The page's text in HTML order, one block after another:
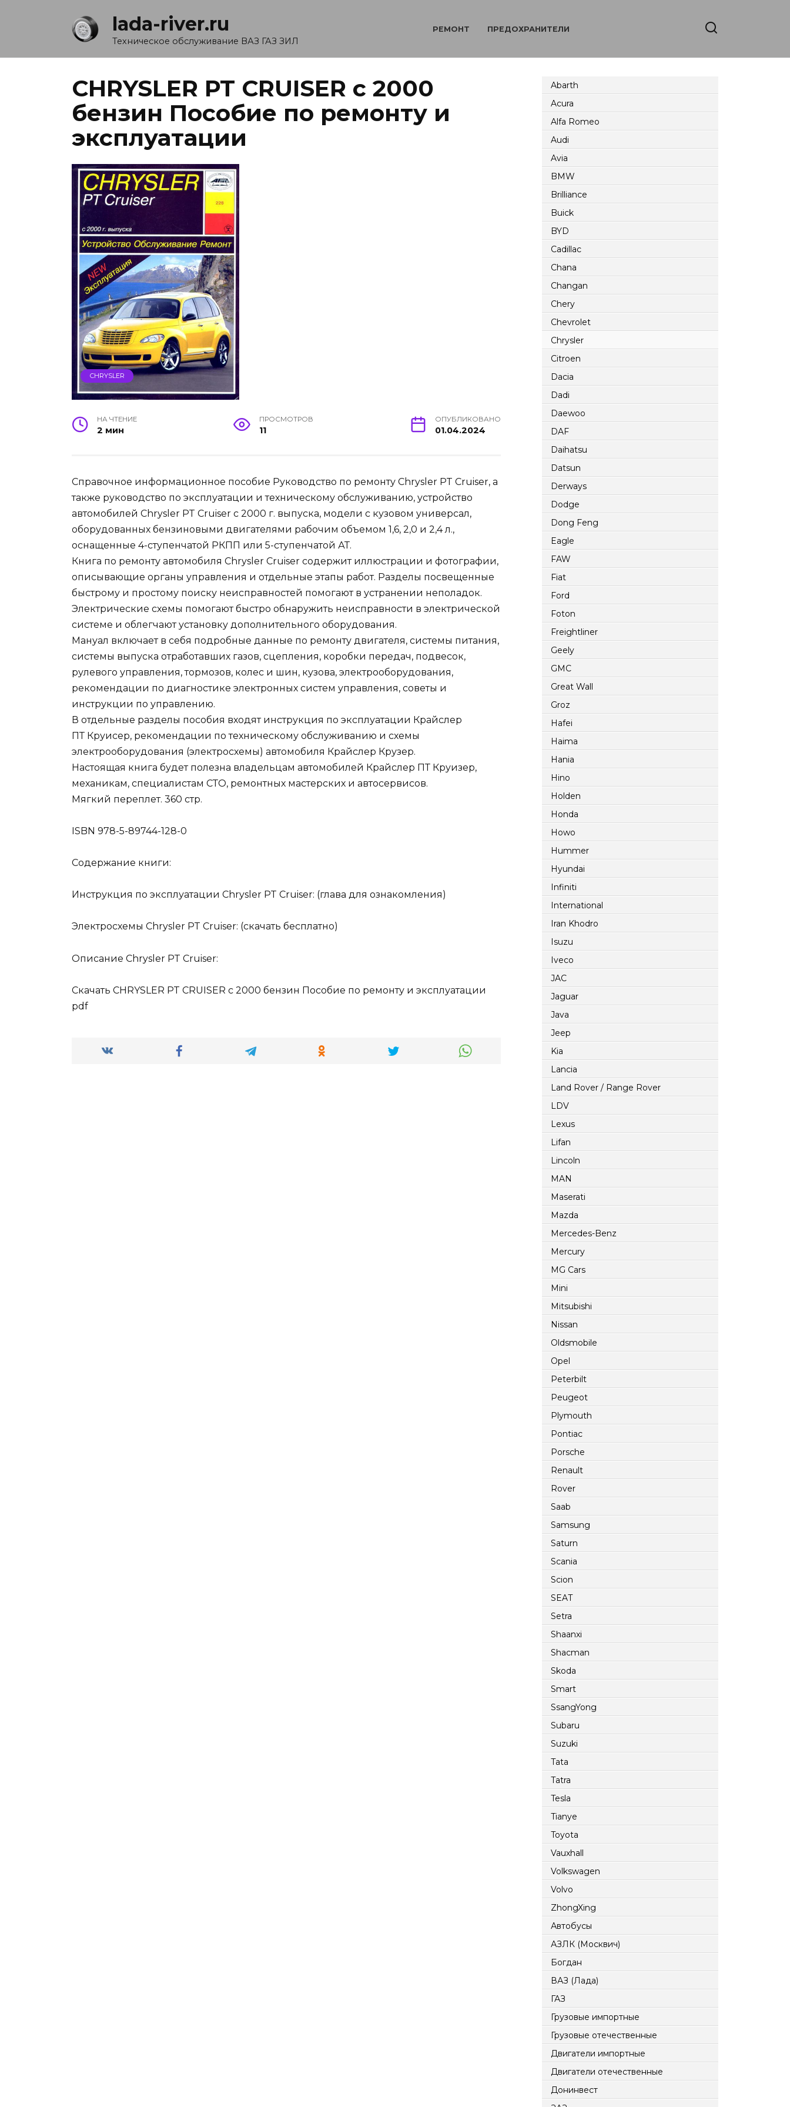
lada-river.ru
Техническое обслуживание ВАЗ ГАЗ ЗИЛ
РЕМОНТ ПРЕДОХРАНИТЕЛИ
CHRYSLER PT CRUISER с 2000
бензин Пособие по ремонту и
эксплуатации
CHRYSLER
НА ЧТЕНИЕ
2 мин
ПРОСМОТРОВ
11
ОПУБЛИКОВАНО
01.04.2024
Справочное информационное пособие Руководство по ремонту Chrysler PT Cruiser, а
также руководство по эксплуатации и техническому обслуживанию, устройство
автомобилей Chrysler PT Cruiser с 2000 г. выпуска, модели с кузовом универсал,
оборудованных бензиновыми двигателями рабочим объемом 1,6, 2,0 и 2,4 л.,
оснащенные 4-ступенчатой РКПП или 5-ступенчатой АТ.
Книга по ремонту автомобиля Chrysler Cruiser содержит иллюстрации и фотографии,
описывающие органы управления и отдельные этапы работ. Разделы посвещенные
быстрому и простому поиску неисправностей помогают в устранении неполадок.
Электрические схемы помогают быстро обнаружить неисправности в электрической
системе и облегчают установку дополнительного оборудования.
Мануал включает в себя подробные данные по ремонту двигателя, системы питания,
системы выпуска отработавших газов, сцепления, коробки передач, подвесок,
рулевого управления, тормозов, колес и шин, кузова, электрооборудования,
рекомендации по диагностике электронных систем управления, советы и
инструкции по управлению.
В отдельные разделы пособия входят инструкция по эксплуатации Крайслер
ПТ Круисер, рекомендации по техническому обслуживанию и схемы
электрооборудования (электросхемы) автомобиля Крайслер Крузер.
Настоящая книга будет полезна владельцам автомобилей Крайслер ПТ Круизер,
механикам, специалистам СТО, ремонтных мастерских и автосервисов.
Мягкий переплет. 360 стр.
ISBN 978-5-89744-128-0
Содержание книги:
Инструкция по эксплуатации Chrysler PT Cruiser: (глава для ознакомления)
Электросхемы Chrysler PT Cruiser: (скачать бесплатно)
Описание Chrysler PT Cruiser:
Скачать CHRYSLER PT CRUISER с 2000 бензин Пособие по ремонту и эксплуатации
pdf
Abarth
Acura
Alfa Romeo
Audi
Avia
BMW
Brilliance
Buick
BYD
Cadillac
Chana
Changan
Chery
Chevrolet
Chrysler
Citroen
Dacia
Dadi
Daewoo
DAF
Daihatsu
Datsun
Derways
Dodge
Dong Feng
Eagle
FAW
Fiat
Ford
Foton
Freightliner
Geely
GMC
Great Wall
Groz
Hafei
Haima
Hania
Hino
Holden
Honda
Howo
Hummer
Hyundai
Infiniti
International
Iran Khodro
Isuzu
Iveco
JAC
Jaguar
Java
Jeep
Kia
Lancia
Land Rover / Range Rover
LDV
Lexus
Lifan
Lincoln
MAN
Maserati
Mazda
Mercedes-Benz
Mercury
MG Cars
Mini
Mitsubishi
Nissan
Oldsmobile
Opel
Peterbilt
Peugeot
Plymouth
Pontiac
Porsche
Renault
Rover
Saab
Samsung
Saturn
Scania
Scion
SEAT
Setra
Shaanxi
Shacman
Skoda
Smart
SsangYong
Subaru
Suzuki
Tata
Tatra
Tesla
Tianye
Toyota
Vauxhall
Volkswagen
Volvo
ZhongXing
Автобусы
АЗЛК (Москвич)
Богдан
ВАЗ (Лада)
ГАЗ
Грузовые импортные
Грузовые отечественные
Двигатели импортные
Двигатели отечественные
Донинвест